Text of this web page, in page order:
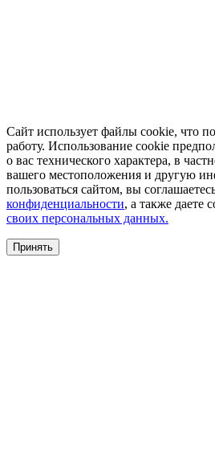
Сайт использует файлы cookie, что
работу. Использование cookie
о вас технического характера, в
вашего местоположения и другую
пользоваться сайтом, вы
конфиденциальности, а также даете
своих персональных данных.
Принять